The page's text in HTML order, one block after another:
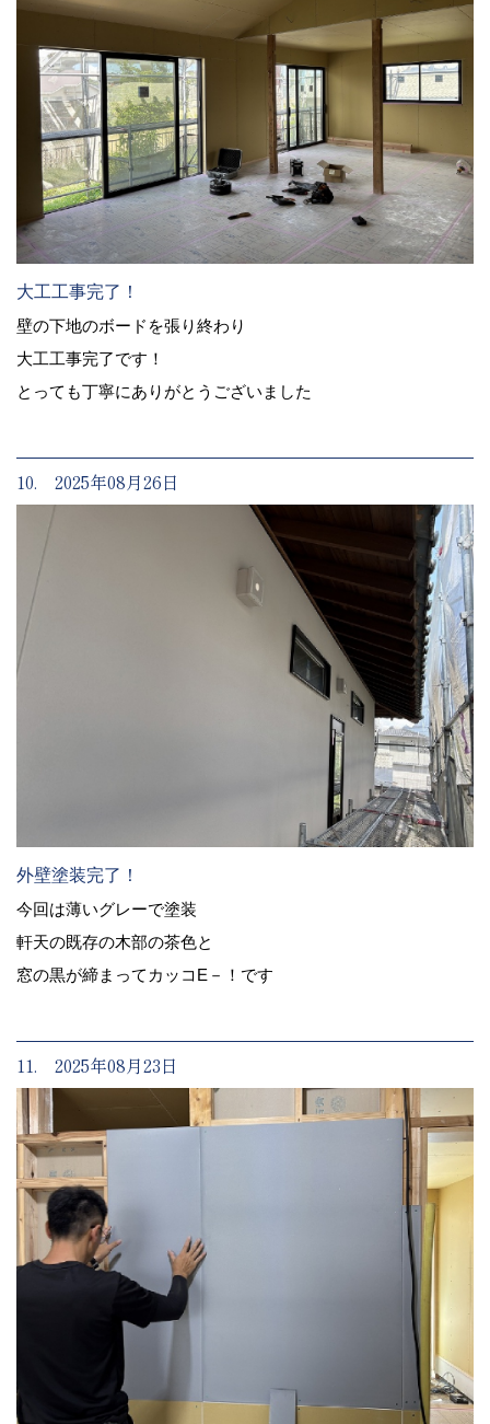
大工工事完了！
壁の下地のボードを張り終わり
大工工事完了です！
とっても丁寧にありがとうございました
10. 2025年08月26日
外壁塗装完了！
今回は薄いグレーで塗装
軒天の既存の木部の茶色と
窓の黒が締まってカッコE－！です
11. 2025年08月23日